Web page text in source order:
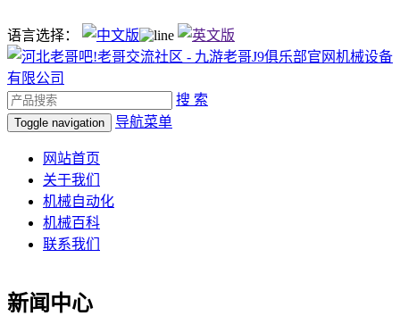
语言选择：
搜 索
Toggle navigation 导航菜单
网站首页
关于我们
机械自动化
机械百科
联系我们
新闻中心